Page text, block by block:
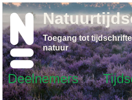
Deelnemers
Toegang tot
natuur